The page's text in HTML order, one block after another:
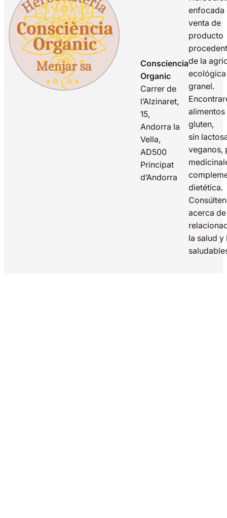
Consciencia
Organic
Carrer de
l’Alzinaret,
15,
Andorra la
Vella,
AD500
Principat
d’Andorra
enfocada
venta de
producto
de la
granel.
alimentos
gluten,
sin
veganos,
dietética.
acerca
la salud y